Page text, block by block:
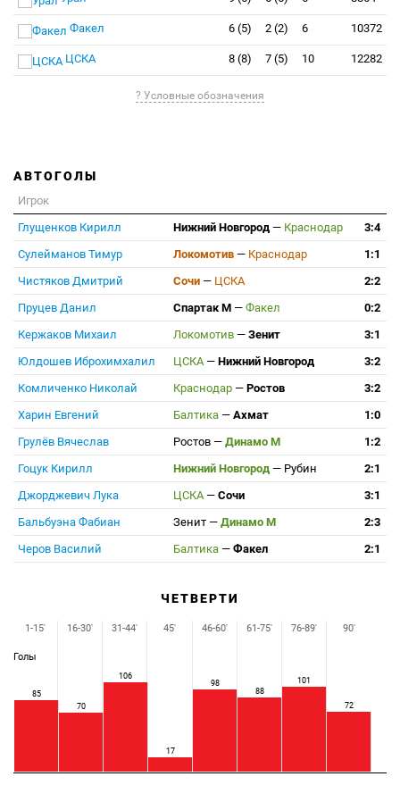
Факел 6 (5) 2 (2) 6 10372
ЦСКА 8 (8) 7 (5) 10 12282
? Условные обозначения
АВТОГОЛЫ
Игрок
Глущенков Кирилл
Нижний Новгород — Краснодар
3:4
Сулейманов Тимур
Локомотив — Краснодар
1:1
Чистяков Дмитрий
Сочи — ЦСКА
2:2
Пруцев Данил
Спартак М — Факел
0:2
Кержаков Михаил
Локомотив — Зенит
3:1
Юлдошев Иброхимхалил
ЦСКА — Нижний Новгород
3:2
Комличенко Николай
Краснодар — Ростов
3:2
Харин Евгений
Балтика — Ахмат
1:0
Грулёв Вячеслав
Ростов — Динамо М
1:2
Гоцук Кирилл
Нижний Новгород — Рубин
2:1
Джорджевич Лука
ЦСКА — Сочи
3:1
Бальбуэна Фабиан
Зенит — Динамо М
2:3
Черов Василий
Балтика — Факел 2:1
ЧЕТВЕРТИ
Голы
85
70
106
17
98
88
101
72
1-15' 16-30' 31-44' 45' 46-60' 61-75' 76-89' 90'